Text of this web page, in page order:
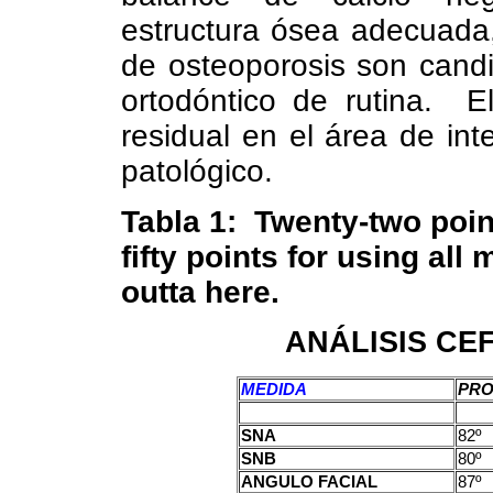
estructura ósea
de osteoporosis son
ortodóntico de rutina.
residual en el área de
patológico.
Tabla 1: Twenty-two
fifty points for using all
outta here.
ANÁLISIS
MEDIDA
SNA
82º
SNB
80º
ANGULO FACIAL
87º